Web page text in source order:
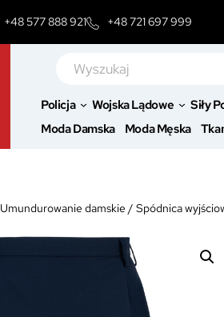
+48 577 888 921 +48 721 697 999
Szukaj
Policja Wojska Lądowe Siły
Moda Damska
Moda Męska
Umundurowanie damskie / Spódnica